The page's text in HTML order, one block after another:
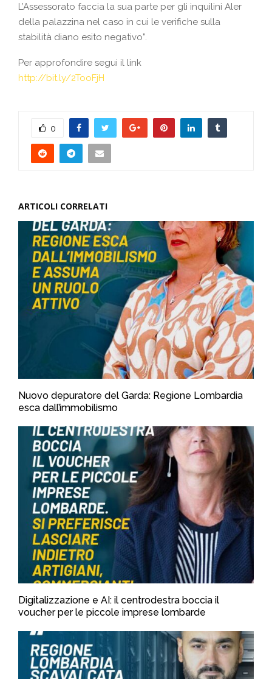
L’Assessorato faccia la sua parte per gli inquilini Aler
della palazzina nel caso in cui le verifiche sulla
stabilità diano esito negativo”.
Per approfondire segui il link
http://bit.ly/2TooFjH
0
ARTICOLI CORRELATI
Nuovo depuratore del Garda: Regione Lombardia
esca dall’immobilismo
Digitalizzazione e AI: il centrodestra boccia il
voucher per le piccole imprese lombarde